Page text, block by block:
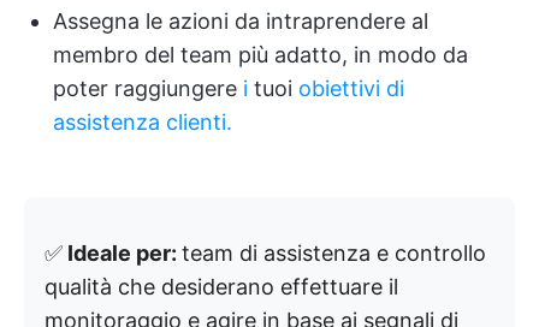
Assegna le azioni da intraprendere al
membro del team più adatto, in modo da
poter raggiungere i tuoi obiettivi di
assistenza clienti.
✅ Ideale per: team di assistenza e controllo
qualità che desiderano effettuare il
monitoraggio e agire in base ai segnali di